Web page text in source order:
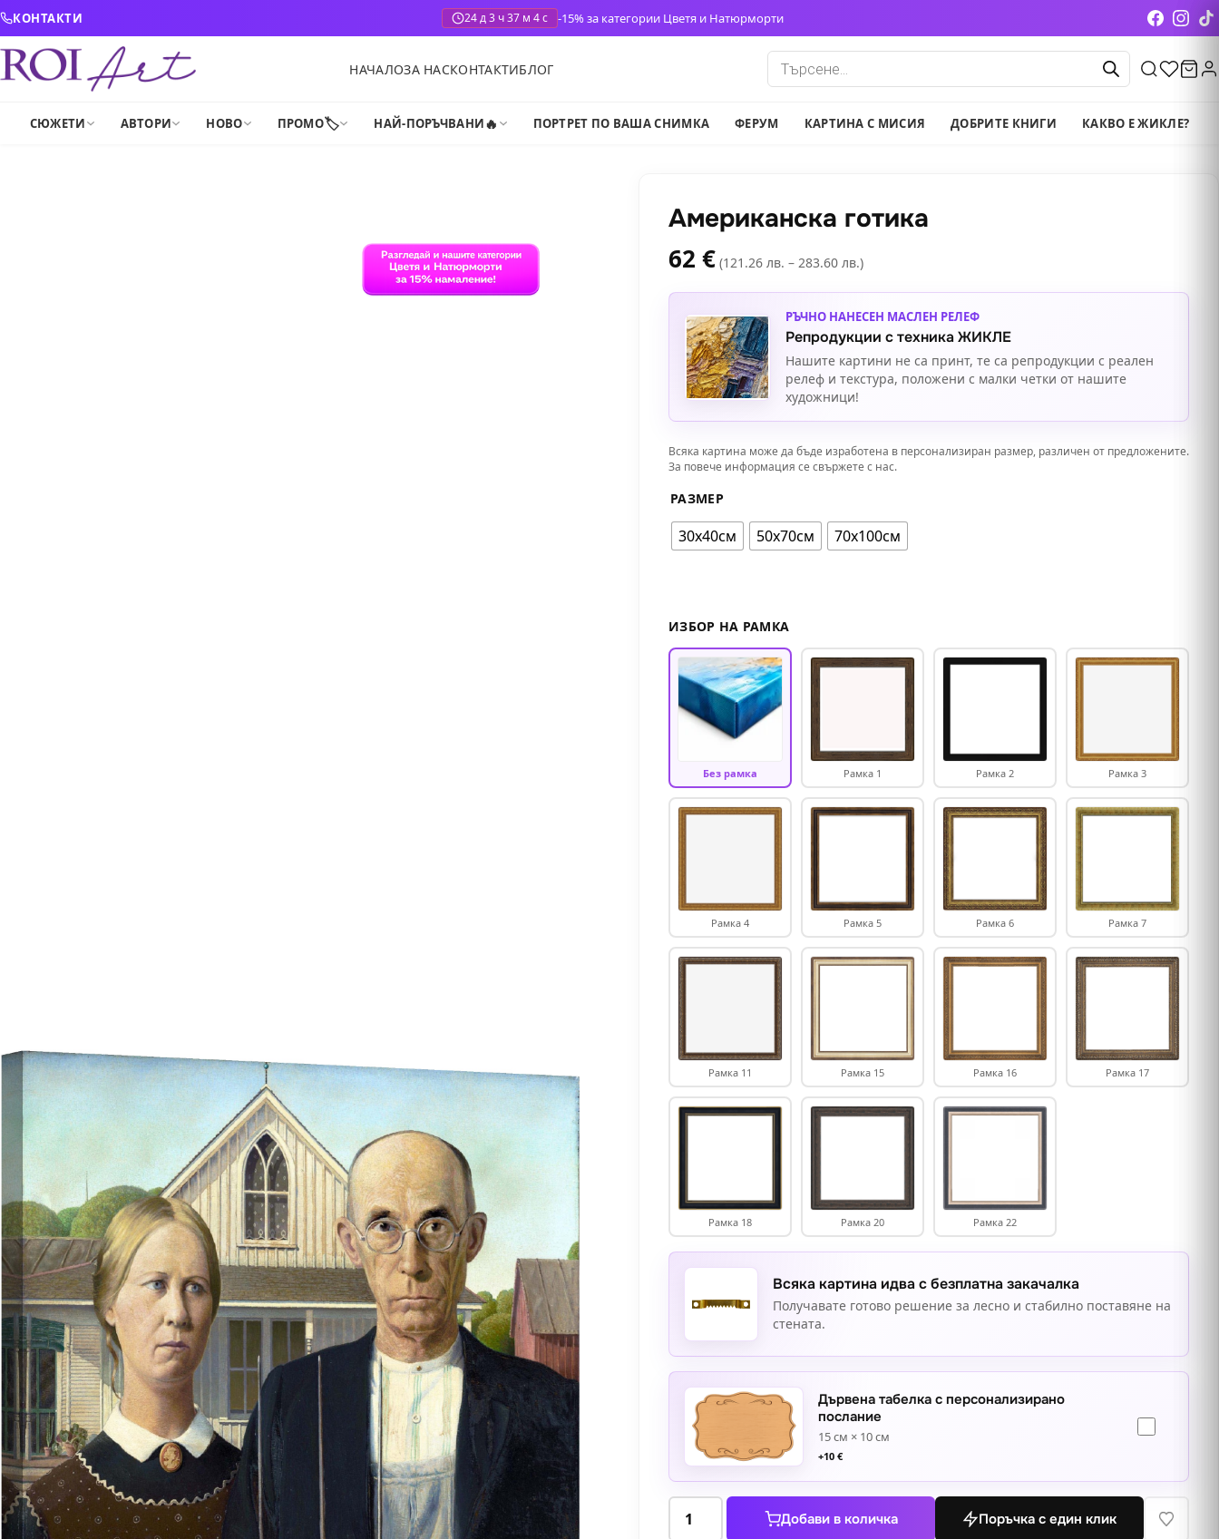
Skip to content
КОНТАКТИ 24 д 3 ч 37 м 2 с -15% за категории Цветя и Натюрморти
НАЧАЛОЗА НАСКОНТАКТИБЛОГ
Products
search
СЮЖЕТИ АВТОРИ НОВО ПРОМО🏷️ НАЙ-ПОРЪЧВАНИ🔥 ПОРТРЕТ ПО ВАША СНИМКА ФЕРУМ КАРТИНА С МИСИЯ ДОБРИТЕ КНИГИ КАКВО Е ЖИКЛЕ?
Американска готика
62 € (121.26 лв. – 283.60 лв.)
РЪЧНО НАНЕСЕН МАСЛЕН РЕЛЕФ
Репродукции с техника ЖИКЛЕ
Нашите картини не са принт, те са репродукции с реален
релеф и текстура, положени с малки четки от нашите
художници!
Всяка картина може да бъде изработена в персонализиран размер, различен от предложените.
За повече информация се свържете с нас.
РАЗМЕР
30х40см 50х70см 70х100см
ИЗБОР НА РАМКА
Без рамка Рамка 1 Рамка 2 Рамка 3
Рамка 4 Рамка 5 Рамка 6 Рамка 7
Рамка 11 Рамка 15 Рамка 16 Рамка 17
Рамка 18 Рамка 20 Рамка 22
Всяка картина идва с безплатна закачалка
Получавате готово решение за лесно и стабилно поставяне на
стената.
Дървена табелка с персонализирано
послание
15 см × 10 см
+10 €
количество
Добави в количка Поръчка с един клик